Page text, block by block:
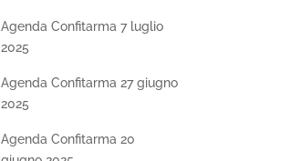
Agenda Confitarma 7 luglio
2025
Agenda Confitarma 27 giugno
2025
Agenda Confitarma 20